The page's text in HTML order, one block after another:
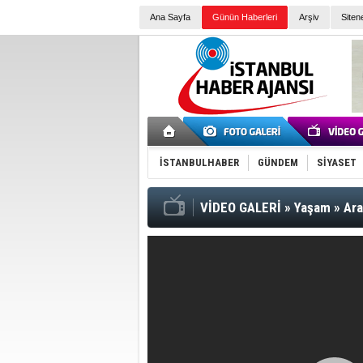
Ana Sayfa Günün Haberleri Arşiv
İSTANBULHABER GÜNDEM SİYASET
VİDEO GALERİ »Yaşam »